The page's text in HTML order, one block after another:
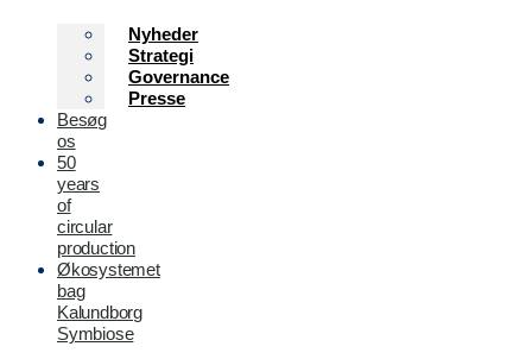
Nyheder
Strategi
Governance
Presse
Besøg
os
50
years
of
circular
production
Økosystemet
bag
Kalundborg
Symbiose